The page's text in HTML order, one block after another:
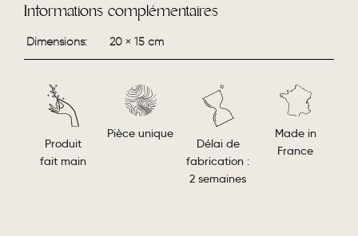
Informations complémentaires
Dimensions 20 × 15 cm
Produit
fait main
Pièce unique
Délai de
fabrication :
2 semaines
Made in
France